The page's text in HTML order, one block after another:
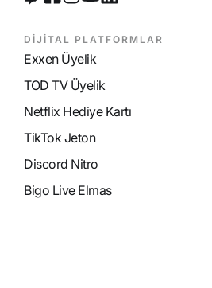
DİJİTAL PLATFORMLAR
Exxen Üyelik
TOD TV Üyelik
Netflix Hediye Kartı
TikTok Jeton
Discord Nitro
Bigo Live Elmas